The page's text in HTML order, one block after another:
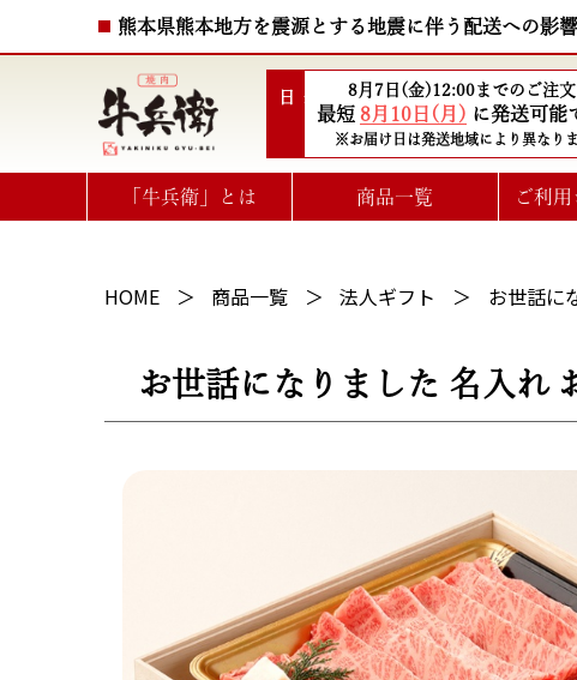
熊本県熊本地方を震源とする地震に伴う配送への影
配送日 8月7日(金)12:00までのご注
最短 8月10日(月) に発送可能
※お届け日は発送地域により異なりま
「牛兵衛」とは 商品一覧 ご利
HOME 商品一覧 法人ギフト お世話に
お世話になりました 名入れ